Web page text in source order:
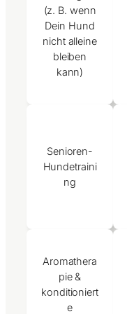
(z. B. wenn
Dein Hund
nicht alleine
bleiben
kann)
Senioren-
Hundetraini
ng
Aromathera
pie &
konditioniert
e